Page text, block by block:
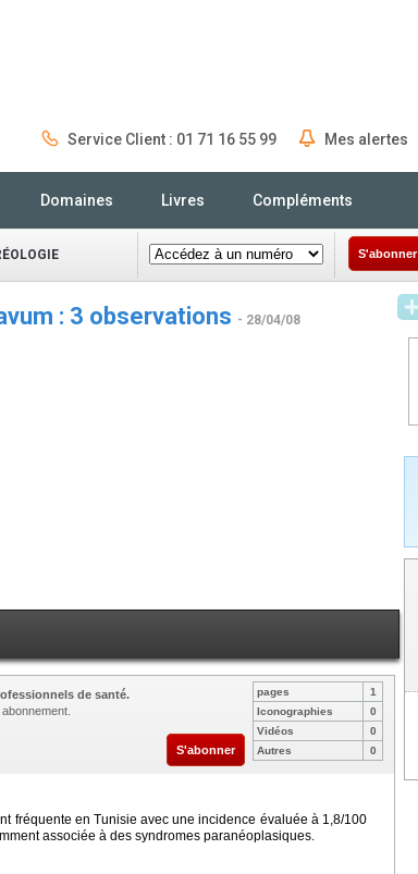
Service Client : 01 71 16 55 99 Mes alertes
Domaines Livres Compléments
S'abonner
: 3 observations - 28/04/08
de santé.
S'abonner
pages
1
Iconographies
0
Vidéos
0
Autres
0
fréquente en Tunisie avec une incidence évaluée à 1,8/100
associée à des syndromes paranéoplasiques.